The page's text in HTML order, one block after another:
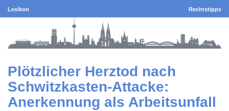
Lexikon Rechtstipps
Plötzlicher Herztod nach
Schwitzkasten-Attacke:
Anerkennung als Arbeitsunfall